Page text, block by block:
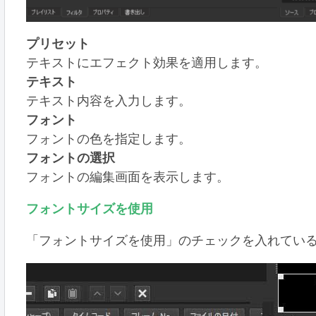
プリセット
テキストにエフェクト効果を適用します。
テキスト
テキスト内容を入力します。
フォント
フォントの色を指定します。
フォントの選択
フォントの編集画面を表示します。
フォントサイズを使用
「フォントサイズを使用」のチェックを入れてい